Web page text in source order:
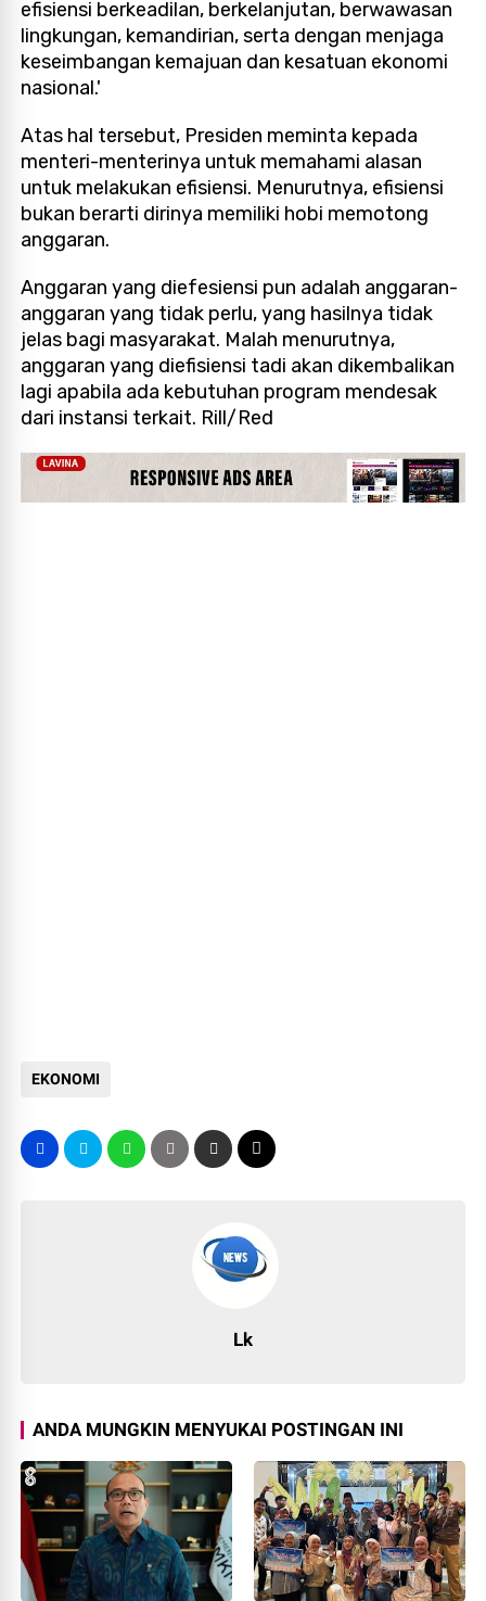
efisiensi berkeadilan, berkelanjutan, berwawasan
lingkungan, kemandirian, serta dengan menjaga
keseimbangan kemajuan dan kesatuan ekonomi
nasional.'
Atas hal tersebut, Presiden meminta kepada
menteri-menterinya untuk memahami alasan
untuk melakukan efisiensi. Menurutnya, efisiensi
bukan berarti dirinya memiliki hobi memotong
anggaran.
Anggaran yang diefesiensi pun adalah anggaran-
anggaran yang tidak perlu, yang hasilnya tidak
jelas bagi masyarakat. Malah menurutnya,
anggaran yang diefisiensi tadi akan dikembalikan
lagi apabila ada kebutuhan program mendesak
dari instansi terkait. Rill/Red
EKONOMI
Lk
ANDA MUNGKIN MENYUKAI POSTINGAN INI